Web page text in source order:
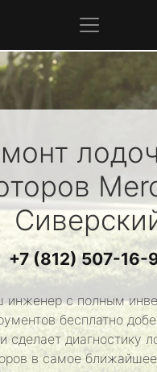
+7 (812) 507-16-
инженер с полным
бесплатно
сделает диагностику
в самое